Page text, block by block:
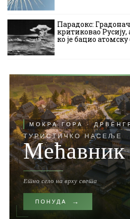
Парадокс:
критиковао
ко је бацио